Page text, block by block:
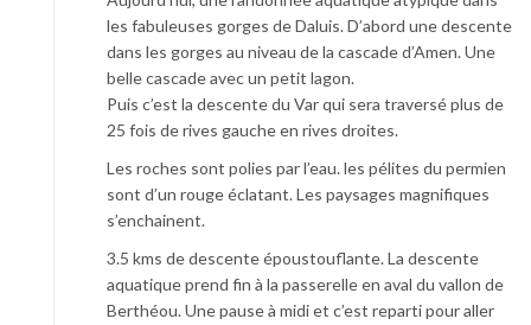
les fabuleuses gorges de Daluis. D’abord une descente
dans les gorges au niveau de la cascade d’Amen. Une
belle cascade avec un petit lagon.
Puis c’est la descente du Var qui sera traversé plus de
25 fois de rives gauche en rives droites.
Les roches sont polies par l’eau. les pélites du permien
sont d’un rouge éclatant. Les paysages magnifiques
s’enchainent.
3.5 kms de descente époustouflante. La descente
aquatique prend fin à la passerelle en aval du vallon de
Berthéou. Une pause à midi et c’est reparti pour aller